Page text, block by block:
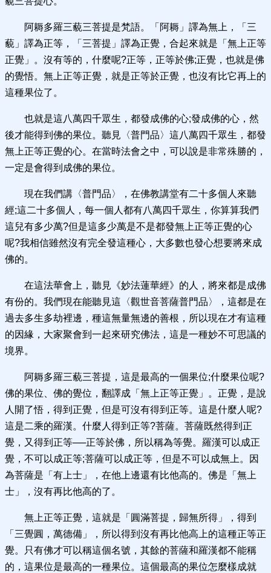
阿耨多羅三藐三菩提是梵語。「阿耨」譯為無上，「三
藐」譯為正等，「三菩提」譯為正覺，合起來就是「無上正等
正覺」。沒有等的，什麼呢?正等，正等於佛;正覺，也就是佛
的覺悟。無上正等正覺，就是正等於正覺，也沒有比它再上的
這種果位了。
也就是這八萬四千眾生，都發成佛的心;發成佛的心，然
後才能得到佛的果位。聽見〈普門品〉這八萬四千眾生，都發
無上正等正覺的心。在當時法會之中，可以說是非常殊勝的，
一定是會得到成佛的果位。
現在我們講〈普門品〉，在佛教講堂有二十多個人來聽
經;這二十多個人，每一個人都有八萬四千眾生，你算算我們
這兒有多少萬?但是這多少萬是不是都發無上正等正覺的心
呢?我相信雖然沒有完全發這種心，大多數也發心想要將來成
佛的。
在這法華會上，聽見《妙法蓮華經》的人，將來都是成佛
有份的。我們現在能聽見這〈觀世音菩薩普門品〉，這都是在
過去多生多劫裡邊，種這無量無邊的善根，所以現在才有這種
的因緣，大家聚會到一起來研究佛法，這是一種妙不可思議的
境界。
阿耨多羅三藐三菩提，這是最高的一個果位;什麼果位呢?
佛的果位、佛的覺位，翻譯成「無上正等正覺」。正覺，是說
人開了悟，得到正覺，但是可沒有得到正等。這是什麼人呢?
這是二乘的羅漢。什麼人得到正等?菩薩。菩薩既然得到正
覺，又得到正等──正等於佛，所以稱為等覺。羅漢可以成正
覺，不可以成正等;菩薩可以成正等，但是不可以成無上。因
為菩薩是「有上士」，在他上邊還有比他高的。佛是「無上
士」，沒有再比他高的了。
無上正等正覺，這就是「圓滿菩提，歸無所得」，得到
「三覺圓，萬德備」，所以得到沒有再比他高上的這種正等正
覺。只有佛才可以稱這個名號，其餘的菩薩和羅漢都不能稱
的，這果位是最高的一種果位。這個最高的果位怎麼樣成就